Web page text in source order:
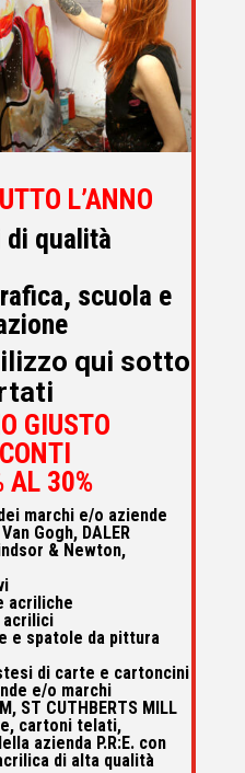
L’ANNO
qualità
scuola e
qui sotto
GIUSTO
AL 30%
marchi e/o aziende
Gogh, DALER
& Newton,
acriliche
acrilici
e spatole da pittura
di carte e cartoncini
e/o marchi
ST CUTHBERTS MILL
cartoni telati,
azienda P.R:E. con
di alta qualità